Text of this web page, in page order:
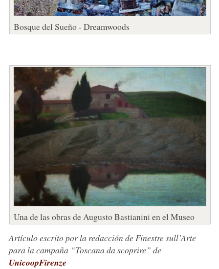
Bosque del Sueño - Dreamwoods
Una de las obras de Augusto Bastianini en el Museo
Artículo escrito por la redacción de Finestre sull’Arte
para la campaña “Toscana da scoprire” de
UnicoopFirenze